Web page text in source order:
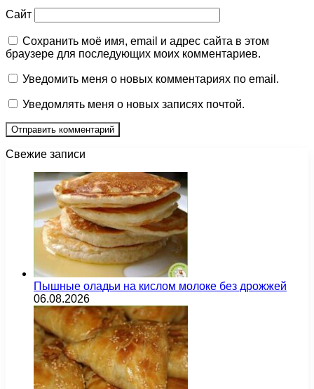
Сайт
Сохранить моё имя, email и адрес сайта в этом
браузере для последующих моих комментариев.
Уведомить меня о новых комментариях по email.
Уведомлять меня о новых записях почтой.
Свежие записи
Пышные оладьи на кислом молоке без дрожжей
06.08.2026